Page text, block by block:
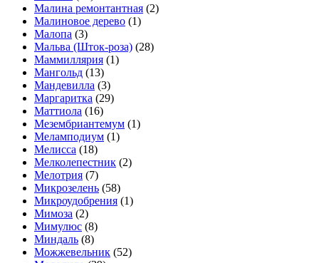
Малина ремонтантная (2)
Малиновое дерево (1)
Малопа (3)
Мальва (Шток-роза) (28)
Маммиллярия (1)
Мангольд (13)
Мандевилла (3)
Маргаритка (29)
Маттиола (16)
Мезембриантемум (1)
Меламподиум (1)
Мелисса (18)
Мелколепестник (2)
Мелотрия (7)
Микрозелень (58)
Микроудобрения (1)
Мимоза (2)
Мимулюс (8)
Миндаль (8)
Можжевельник (52)